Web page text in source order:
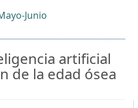
Junio
artificial
de la edad ósea